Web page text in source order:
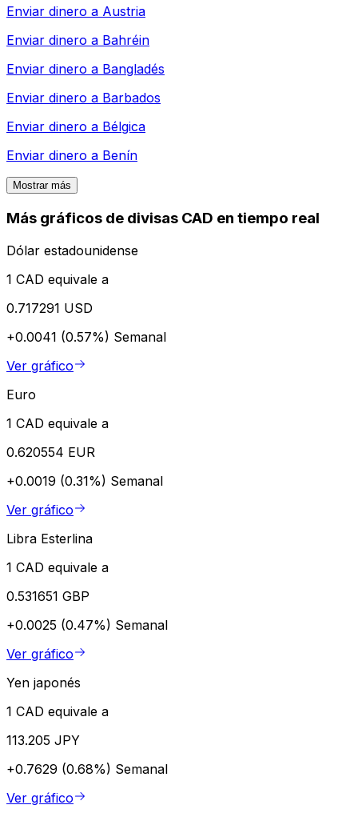
Enviar dinero a Austria
Enviar dinero a Bahréin
Enviar dinero a Bangladés
Enviar dinero a Barbados
Enviar dinero a Bélgica
Enviar dinero a Benín
Mostrar más
Más gráficos de divisas CAD en tiempo real
Dólar estadounidense
1 CAD equivale a
0.717291 USD
+0.0041 (0.57%) Semanal
Ver gráfico
Euro
1 CAD equivale a
0.620554 EUR
+0.0019 (0.31%) Semanal
Ver gráfico
Libra Esterlina
1 CAD equivale a
0.531651 GBP
+0.0025 (0.47%) Semanal
Ver gráfico
Yen japonés
1 CAD equivale a
113.205 JPY
+0.7629 (0.68%) Semanal
Ver gráfico